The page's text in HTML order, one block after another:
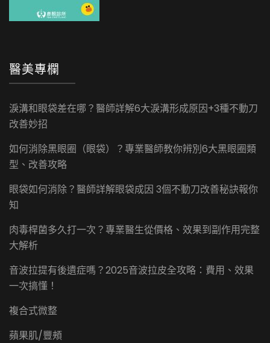
醫美專欄
淚溝和眼袋差在哪？醫師詳解6大淚溝形成原因+3種不動刀
改善妙招
如何消除黑眼圈（眼袋）？專業醫師教你辨別6大黑眼圈類
型、改善攻略
眼袋如何消除？醫師詳解眼袋成因 3個不動刀改善秘訣報你
知
肉毒桿菌多久打一次？專業醫生從價格、效果到副作用完整
大解析
音波拉提有後遺症嗎？2025音波拉皮全攻略：費用、效果
一次搞懂！
複合式微整
蘋果肌/豐頰